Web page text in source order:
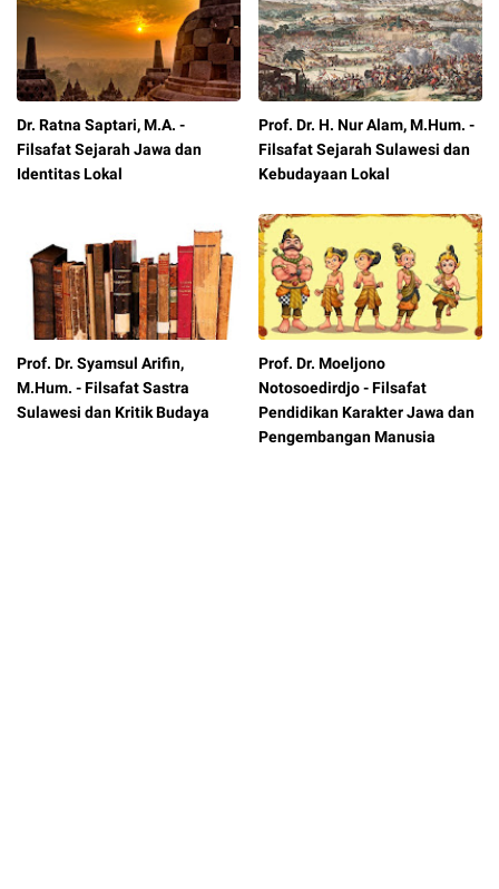
Dr. Ratna Saptari, M.A. -
Filsafat Sejarah Jawa dan
Identitas Lokal
Prof. Dr. H. Nur Alam, M.Hum. -
Filsafat Sejarah Sulawesi dan
Kebudayaan Lokal
Prof. Dr. Syamsul Arifin,
M.Hum. - Filsafat Sastra
Sulawesi dan Kritik Budaya
Prof. Dr. Moeljono
Notosoedirdjo - Filsafat
Pendidikan Karakter Jawa dan
Pengembangan Manusia